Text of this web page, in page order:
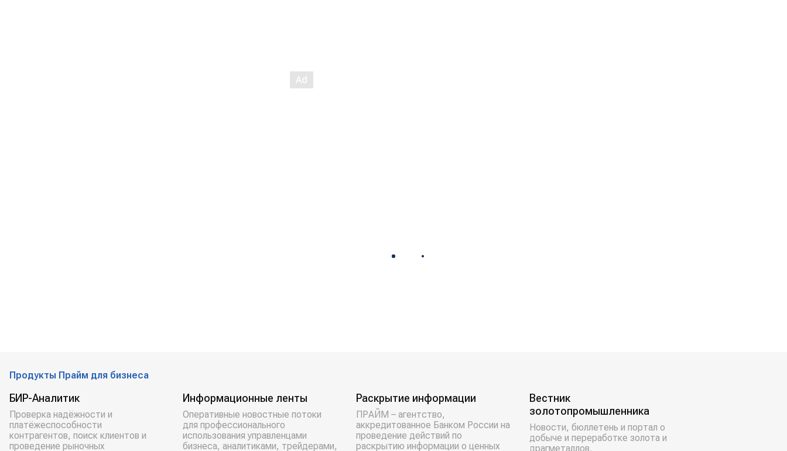
Продукты Прайм для бизнеса
БИР-Аналитик
Проверка надёжности и
платёжеспособности
контрагентов, поиск клиентов и
проведение рыночных
Информационные ленты
Оперативные новостные потоки
для профессионального
использования управленцами
бизнеса, аналитиками, трейдерами,
Раскрытие информации
ПРАЙМ – агентство,
аккредитованное Банком России на
проведение действий по
раскрытию информации о ценных
Вестник
золотопромышленника
Новости, бюллетень и портал о
добыче и переработке золота и
драгметаллов.